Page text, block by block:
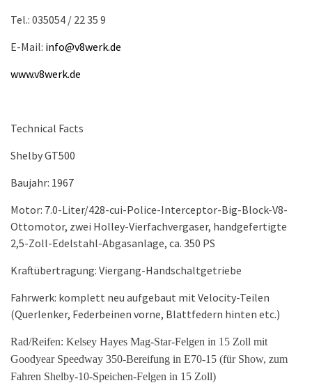
Tel.: 035054 / 22 35 9
E-Mail: info@v8werk.de
www.v8werk.de
Technical Facts
Shelby GT500
Baujahr: 1967
Motor: 7.0-Liter/428-cui-Police-Interceptor-Big-Block-V8-
Ottomotor, zwei Holley-Vierfachvergaser, handgefertigte
2,5-Zoll-Edelstahl-Abgasanlage, ca. 350 PS
Kraftübertragung: Viergang-Handschaltgetriebe
Fahrwerk: komplett neu aufgebaut mit Velocity-Teilen
(Querlenker, Federbeinen vorne, Blattfedern hinten etc.)
Rad/Reifen: Kelsey Hayes Mag-Star-Felgen in 15 Zoll mit
Goodyear Speedway 350-Bereifung in E70-15 (für Show, zum
Fahren Shelby-10-Speichen-Felgen in 15 Zoll)